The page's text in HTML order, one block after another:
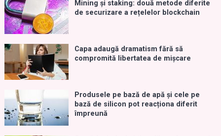
Mining și staking: două metode diferite
de securizare a rețelelor blockchain
Capa adaugă dramatism fără să
compromită libertatea de mișcare
Produsele pe bază de apă și cele pe
bază de silicon pot reacționa diferit
împreună